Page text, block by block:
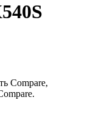
Compare,